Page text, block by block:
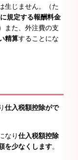
生じません。（た
規定する報酬料金
また、外注費の支
精算することにな
仕入税額控除がで
なり仕入税額控除
を少なくします。